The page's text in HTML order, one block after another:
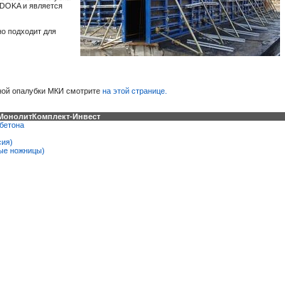
и является
подходит для
опалубки МКИ смотрите на этой странице.
Инвест
ножницы)